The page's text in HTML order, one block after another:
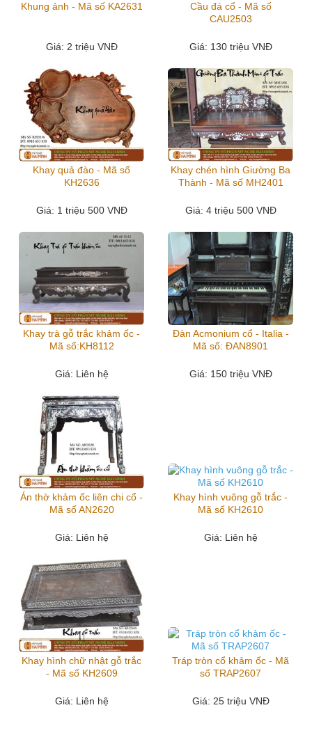
Khung ảnh - Mã số KA2631
Giá: 2 triệu VNĐ
Cầu đá cổ - Mã số
CAU2503
Giá: 130 triệu VNĐ
Khay quả đào - Mã số
KH2636
Giá: 1 triệu 500 VNĐ
Khay chén hình Giường Ba
Thành - Mã số MH2401
Giá: 4 triệu 500 VNĐ
Khay trà gỗ trắc khảm ốc -
Mã số:KH8112
Giá: Liên hệ
Đàn Acmonium cổ - Italia -
Mã số: ĐAN8901
Giá: 150 triệu VNĐ
Án thờ khảm ốc liên chi cổ -
Mã số AN2620
Giá: Liên hệ
Khay hình vuông gỗ trắc -
Mã số KH2610
Giá: Liên hệ
Khay hình chữ nhật gỗ trắc
- Mã số KH2609
Giá: Liên hệ
Tráp tròn cổ khảm ốc - Mã
số TRAP2607
Giá: 25 triệu VNĐ